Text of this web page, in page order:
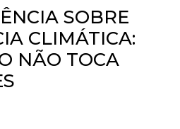
SOBRE
CLIMÁTICA:
NÃO TOCA